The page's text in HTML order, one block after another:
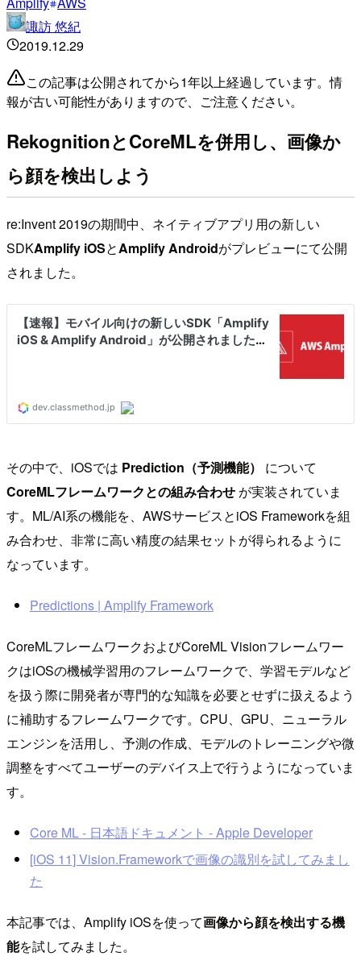
諏訪 悠紀
2019.12.29
この記事は公開されてから1年以上経過しています。情
報が古い可能性がありますので、ご注意ください。
RekognitionとCoreMLを併用し、画像か
ら顔を検出しよう
re:Invent 2019の期間中、ネイティブアプリ用の新しい
SDKAmplify iOSとAmplify Androidがプレビューにて公開
されました。
その中で、iOSでは Prediction（予測機能）
について
CoreMLフレームワークとの組み合わせ が実装されていま
す。ML/AI系の機能を、AWSサービスとiOS Frameworkを組
み合わせ、非常に高い精度の結果セットが得られるように
なっています。
Predictions | Amplify Framework
CoreMLフレームワークおよびCoreML Visionフレームワー
クはiOSの機械学習用のフレームワークで、学習モデルなど
を扱う際に開発者が専門的な知識を必要とせずに扱えるよう
に補助するフレームワークです。CPU、GPU、ニューラル
エンジンを活用し、予測の作成、モデルのトレーニングや微
調整をすべてユーザーのデバイス上で行うようになっていま
す。
Core ML - 日本語ドキュメント - Apple Developer
[iOS 11] Vision.Frameworkで画像の識別を試してみまし
た
本記事では、Amplify iOSを使って画像から顔を検出する機
能を試してみました。